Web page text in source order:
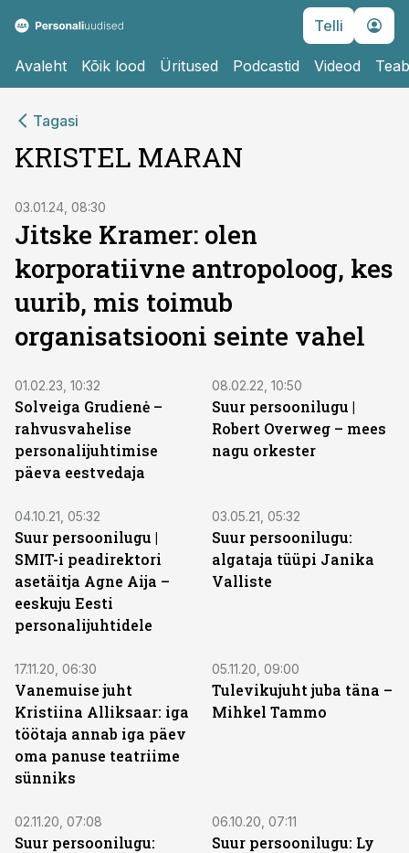
Telli
Avaleht Kõik lood Üritused Podcastid Videod
Tagasi
KRISTEL MARAN
03.01.24, 08:30
Jitske Kramer: olen
korporatiivne antropoloog, kes
uurib, mis toimub
organisatsiooni seinte vahel
01.02.23, 10:32
Solveiga Grudienė –
rahvusvahelise
personalijuhtimise
päeva eestvedaja
08.02.22, 10:50
Suur persoonilugu |
Robert Overweg – mees
nagu orkester
04.10.21, 05:32
Suur persoonilugu |
SMIT-i peadirektori
asetäitja Agne Aija –
eeskuju Eesti
personalijuhtidele
03.05.21, 05:32
Suur persoonilugu:
algataja tüüpi Janika
Valliste
17.11.20, 06:30
Vanemuise juht
Kristiina Alliksaar: iga
töötaja annab iga päev
oma panuse teatriime
sünniks
05.11.20, 09:00
Tulevikujuht juba täna –
Mihkel Tammo
02.11.20, 07:08
Suur persoonilugu:
06.10.20, 07:11
Suur persoonilugu: Ly